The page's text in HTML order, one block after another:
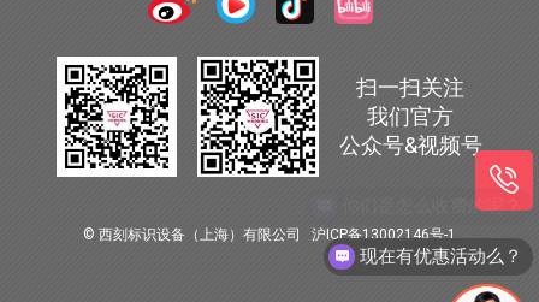
扫一扫关注
我们官方
公众号&视频号
© 西刻标识设备（上海）有限公司 沪ICP备13002146号-1
现在有优惠活动么？